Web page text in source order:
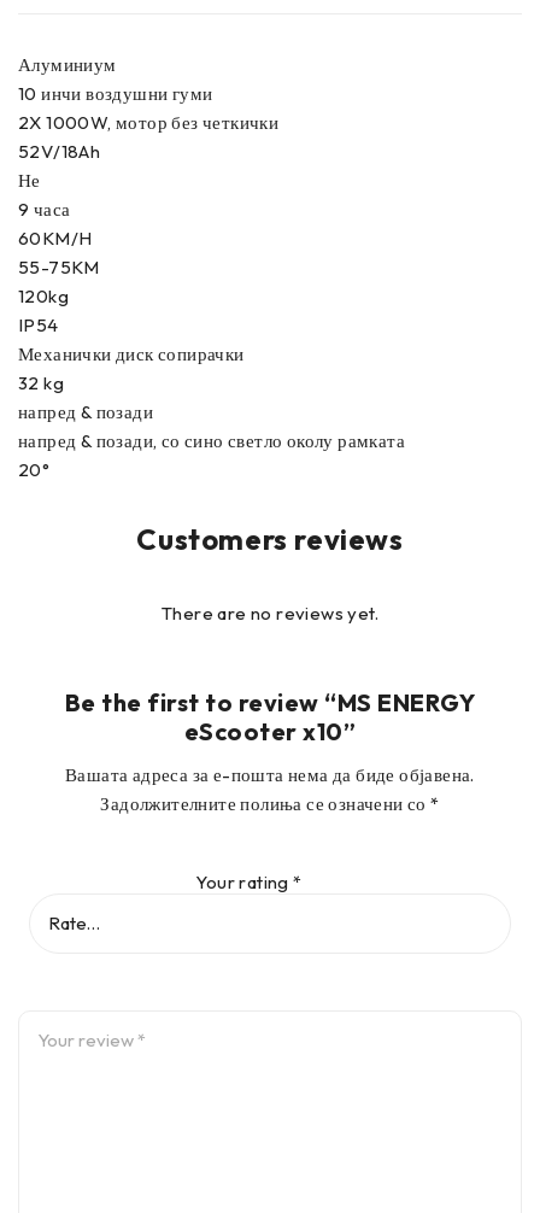
Алуминиум
10 инчи воздушни гуми
2X 1000W, мотор без четкички
52V/18Ah
Не
9 часа
60KM/H
55-75KM
120kg
IP54
Механички диск сопирачки
32 kg
напред & позади
напред & позади, со сино светло околу рамката
20°
Customers reviews
There are no reviews yet.
Be the first to review “MS ENERGY
eScooter x10”
Вашата адреса за е-пошта нема да биде објавена.
Задолжителните полиња се означени со*
Your rating*